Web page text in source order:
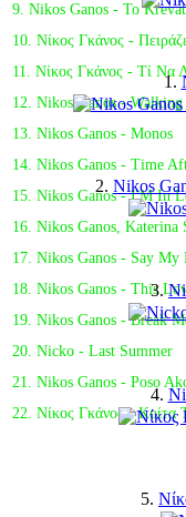
9. Nikos Ganos - To
10. Νίκος Γκάνος -
11. Νίκος Γκάνος - Τί Να
12. Nikos Ganos -
13. Nikos Ganos - Monos
14. Nikos Ganos - Time
15. Nikos Ganos - I'M In
16. Nikos Ganos,
17. Nikos Ganos - Say My
18. Nikos Ganos - This
19. Nikos Ganos - Break
20. Nicko - Last Summer
21. Nikos Ganos - Poso
22. Νίκος Γκάνος - Κοίτα
1.
2. Nikos
3.
4.
5.